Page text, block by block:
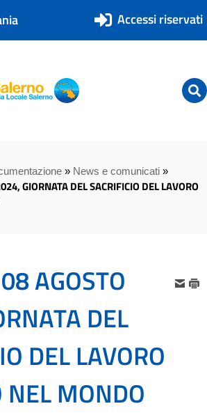
Accessi riservati
ASL Salerno
ASL Salerno
» News e comunicati»
GIORNATA DEL SACRIFICIO DEL LAVORO
AGOSTO
DEL
DEL LAVORO
MONDO